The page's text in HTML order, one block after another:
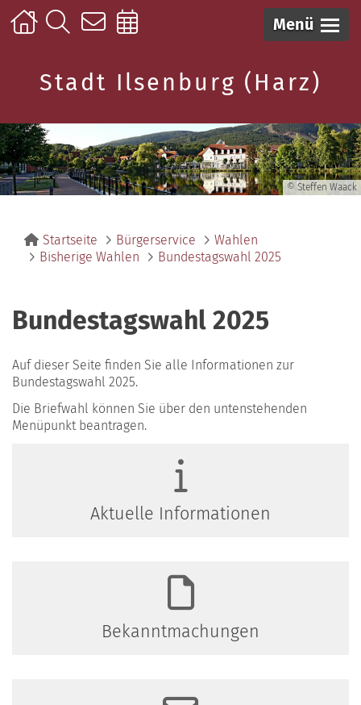
Menü
Stadt Ilsenburg (Harz)
© Steffen Waack
Startseite Bürgerservice
Wahlen
Bisherige Wahlen
Bundestagswahl 2025
Bundestagswahl 2025
Auf dieser Seite finden Sie alle Informationen zur
Bundestagswahl 2025.
Die Briefwahl können Sie über den untenstehenden
Menüpunkt beantragen.
Aktuelle Informationen
Bekanntmachungen